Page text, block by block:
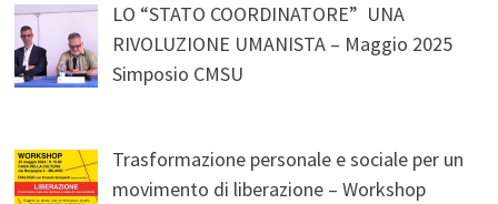
LO “STATO COORDINATORE” UNA
RIVOLUZIONE UMANISTA – Maggio 2025
Simposio CMSU
Trasformazione personale e sociale per un
movimento di liberazione – Workshop